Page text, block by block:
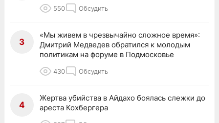
550 Обсудить
3
«Мы живем в чрезвычайно сложное время»:
Дмитрий Медведев обратился к молодым
политикам на форуме в Подмосковье
430 Обсудить
4
Жертва убийства в Айдахо боялась слежки до
ареста Кохбергера